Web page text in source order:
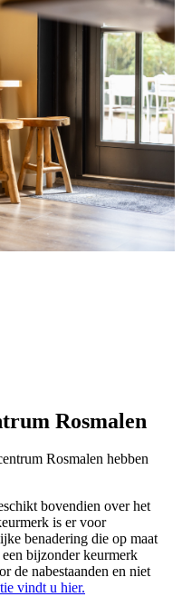
Rosmalen
Rosmalen hebben
bovendien over het
is er voor
benadering die op maat
bijzonder keurmerk
de nabestaanden en niet
vindt u hier.